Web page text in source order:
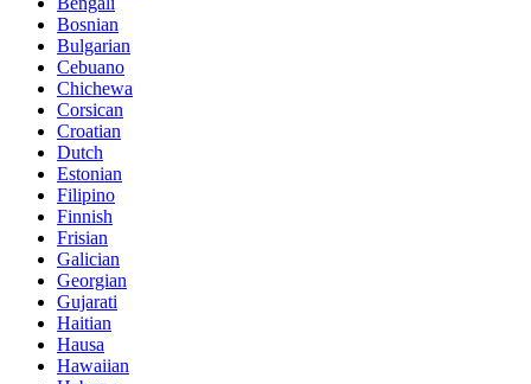
Bosnian
Bulgarian
Cebuano
Chichewa
Corsican
Croatian
Dutch
Estonian
Filipino
Finnish
Frisian
Galician
Georgian
Gujarati
Haitian
Hausa
Hawaiian